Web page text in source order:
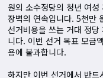
원외 소수정당의 청년 여
장벽의 연속입니다. 5천만
선거비용을 쓰는 거대 정
니다. 이번 선거 목표 모금
용에 불과합니다.
하지만 이번 선거에서 반